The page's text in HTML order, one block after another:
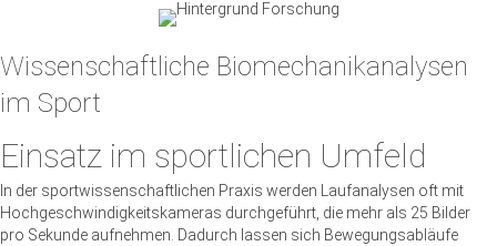
Wissenschaftliche Biomechanikanalysen
im Sport
Einsatz im sportlichen Umfeld
In der sportwissenschaftlichen Praxis werden Laufanalysen oft mit
Hochgeschwindigkeitskameras durchgeführt, die mehr als 25 Bilder
pro Sekunde aufnehmen. Dadurch lassen sich Bewegungsabläufe